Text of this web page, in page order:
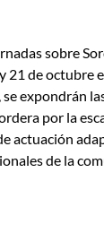
sobre
21 de octubre
expondrán
por la
actuación
de la